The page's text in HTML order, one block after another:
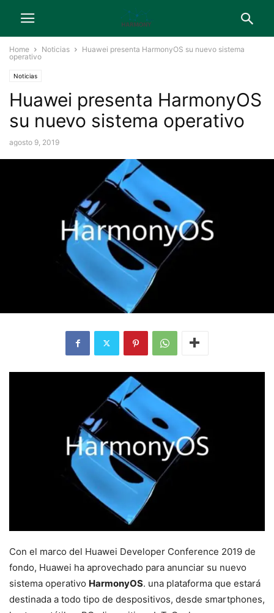
Home Noticias
Huawei presenta HarmonyOS su nuevo sistema
operativo
Noticias
Huawei presenta HarmonyOS
su nuevo sistema operativo
agosto 9, 2019
Con el marco del Huawei Developer Conference 2019 de
fondo, Huawei ha aprovechado para anunciar su nuevo
sistema operativo HarmonyOS. una plataforma que estará
destinada a todo tipo de despositivos, desde smartphones,